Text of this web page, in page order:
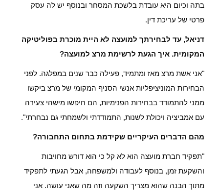
בתה וכיום היא עובדת בלשכת המסחר ובנוסף יש לה עסק
פרטי של עריכת דין.
דניאל, עד לבחירתך למועצה לא היית מוכרת בפוליטיקה
המקומית. איך הגעת לרשימת מרצ למועצה?
"אני אשת מרצ מאז ומתמיד, פעילה כבר שנים במפלגה. לפני
הבחירות המוניציפליות אנשי הסניף המקומי של מרצ ביקשו
ממני להתמודד בבחירות הפנימיות, הם חיפשו מישהי צעירה
עם אמביציה ויכולת לשנות, התמודדתי ולשמחתי גם נבחרתי".
מהם הדברים העיקריים שקידמת בתחום התחבורה?
"תפקיד חברת מועצה הוא לא קל כי הוא דורש מחויבות
והשקעת זמן, בנוסף לעבודה ולמשפחה, אבל הגעתי לתפקיד
מתוך הבנה שהוא מצריך השקעה וזה מה שאני עושה. אני